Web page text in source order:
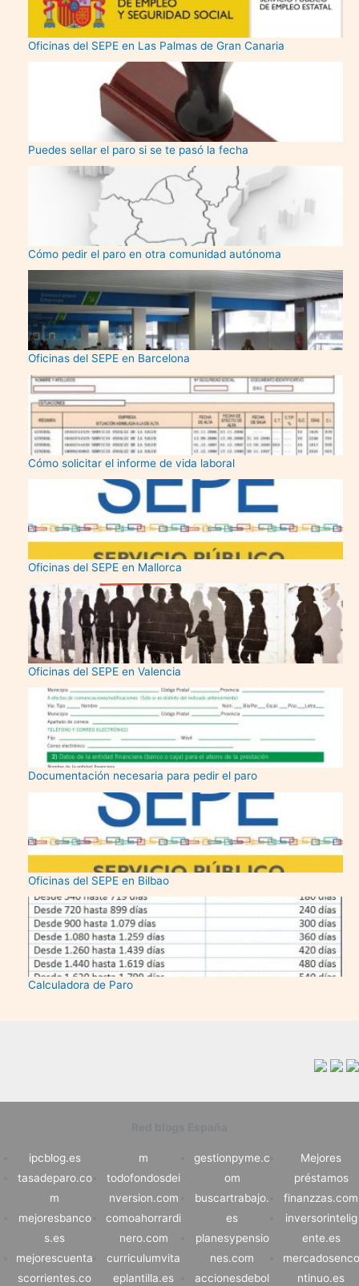
Oficinas del SEPE en Las Palmas de Gran Canaria
Puedes sellar el paro si se te pasó la fecha
Cómo pedir el paro en otra comunidad autónoma
Oficinas del SEPE en Barcelona
Cómo solicitar el informe de vida laboral
Oficinas del SEPE en Mallorca
Oficinas del SEPE en Valencia
Documentación necesaria para pedir el paro
Oficinas del SEPE en Bilbao
Calculadora de Paro
ipcblog.es
tasadeparo.co
m
mejoresbanco
s.es
mejorescuenta
scorrientes.co
m
todofondosdei
nversion.com
comoahorrardi
nero.com
curriculumvita
eplantilla.es
gestionpyme.c
om
buscartrabajo.
es
planesypensio
nes.com
accionesdebol
Mejores
préstamos
finanzzas.com
inversorintelig
ente.es
mercadosenco
ntinuo.es